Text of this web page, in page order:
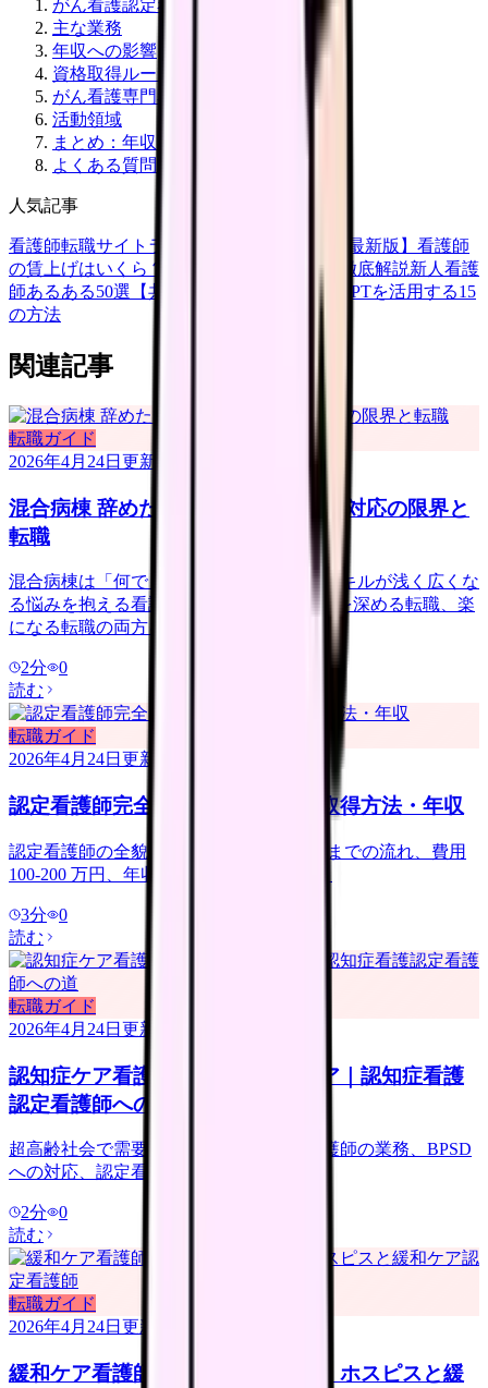
がん看護認定看護師の 3 分野
主な業務
年収への影響
資格取得ルート
がん看護専門看護師との違い
活動領域
まとめ：年収と専門性両立の王道
よくある質問
人気記事
看護師転職サイトランキングTOP5【2026年最新版】 看護師
の賃上げはいくら？2026年度の最新情報を徹底解説新人看護
師あるある50選【共感必至】
看護師がChatGPTを活用する15
の方法
関連記事
転職ガイド
2026年4月24日 更新
混合病棟 辞めたい看護師へ｜多疾患対応の限界と
転職
混合病棟は「何でも屋」になりがちで、スキルが浅く広くな
る悩みを抱える看護師が多い。1 つの専門を深める転職、楽
になる転職の両方を整理します。
2分
0
読む
転職ガイド
2026年4月24日 更新
認定看護師完全ガイド｜分野別・取得方法・年収
認定看護師の全貌。21 分野の一覧、取得までの流れ、費用
100-200 万円、年収アップの実態を解説。
3分
0
読む
転職ガイド
2026年4月24日 更新
認知症ケア看護師の仕事とキャリア｜認知症看護
認定看護師への道
超高齢社会で需要急拡大。認知症ケア看護師の業務、BPSD
への対応、認定看護師への道を解説。
2分
0
読む
転職ガイド
2026年4月24日 更新
緩和ケア看護師の仕事とキャリア｜ホスピスと緩